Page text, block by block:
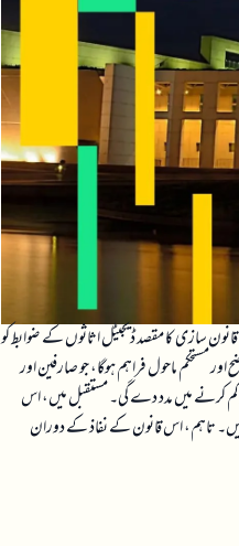
سازی کا مقصد ڈیجیٹل اثاثوں کے ضوابط کو
مستحکم ماحول فراہم ہوگا، جو صارفین اور
کم کرنے میں مدد دے گی۔ مستقبل میں، اس
ہیں۔ تاہم، اس قانون کے نفاذ کے دوران